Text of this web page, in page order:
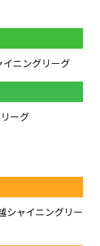
イニングリーグ
ーグ
シャイニングリー